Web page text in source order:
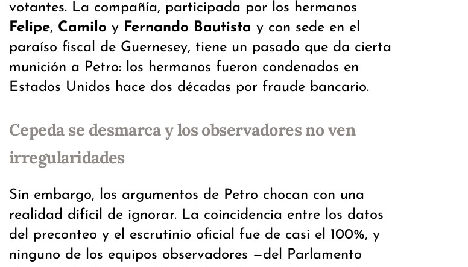
votantes. La compañía, participada por los hermanos
Felipe, Camilo y Fernando Bautista y con sede en el
paraíso fiscal de Guernesey, tiene un pasado que da cierta
munición a Petro: los hermanos fueron condenados en
Estados Unidos hace dos décadas por fraude bancario.
Cepeda se desmarca y los observadores no ven
irregularidades
Sin embargo, los argumentos de Petro chocan con una
realidad difícil de ignorar. La coincidencia entre los datos
del preconteo y el escrutinio oficial fue de casi el 100%, y
ninguno de los equipos observadores —del Parlamento